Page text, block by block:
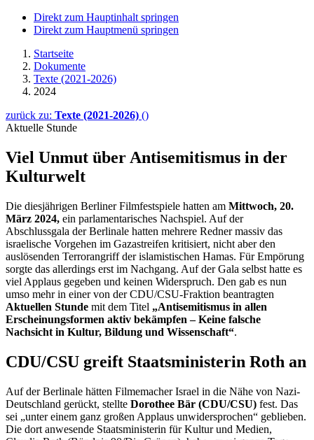
Direkt zum Hauptinhalt springen
Direkt zum Hauptmenü springen
Startseite
Dokumente
Texte (2021-2026)
2024
zurück zu: Texte (2021-2026) ()
Aktuelle Stunde
Viel Unmut über Antisemitismus in der
Kulturwelt
Die diesjährigen Berliner Filmfestspiele hatten am Mittwoch, 20.
März 2024, ein parlamentarisches Nachspiel. Auf der
Abschlussgala der Berlinale hatten mehrere Redner massiv das
israelische Vorgehen im Gazastreifen kritisiert, nicht aber den
auslösenden Terrorangriff der islamistischen Hamas. Für Empörung
sorgte das allerdings erst im Nachgang. Auf der Gala selbst hatte es
viel Applaus gegeben und keinen Widerspruch. Den gab es nun
umso mehr in einer von der CDU/CSU-Fraktion beantragten
Aktuellen Stunde mit dem Titel „Antisemitismus in allen
Erscheinungsformen aktiv bekämpfen – Keine falsche
Nachsicht in Kultur, Bildung und Wissenschaft“.
CDU/CSU greift Staatsministerin Roth an
Auf der Berlinale hätten Filmemacher Israel in die Nähe von Nazi-
Deutschland gerückt, stellte Dorothee Bär (CDU/CSU) fest. Das
sei „unter einem ganz großen Applaus unwidersprochen“ geblieben.
Die dort anwesende Staatsministerin für Kultur und Medien,